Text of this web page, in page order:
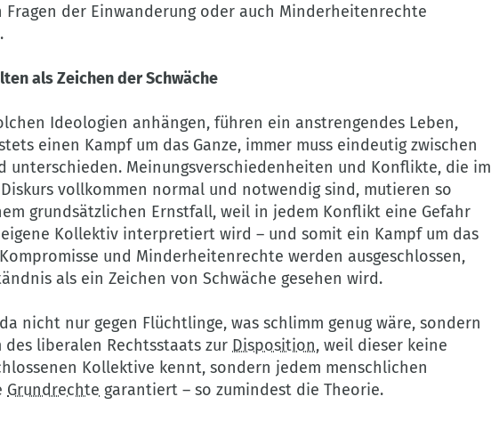
der Einwanderung oder auch Minderheitenrechte
als Zeichen der Schwäche
Ideologien anhängen, führen ein anstrengendes Leben,
einen Kampf um das Ganze, immer muss eindeutig zwischen
unterschieden. Meinungsverschiedenheiten und Konflikte, die im
vollkommen normal und notwendig sind, mutieren so
grundsätzlichen Ernstfall, weil in jedem Konflikt eine Gefahr
eigene Kollektiv interpretiert wird – und somit ein Kampf um das
und Minderheitenrechte werden ausgeschlossen,
als ein Zeichen von Schwäche gesehen wird.
nicht nur gegen Flüchtlinge, was schlimm genug wäre, sondern
des liberalen Rechtsstaats zur Disposition, weil dieser keine
Kollektive kennt, sondern jedem menschlichen
Grundrechte garantiert – so zumindest die Theorie.